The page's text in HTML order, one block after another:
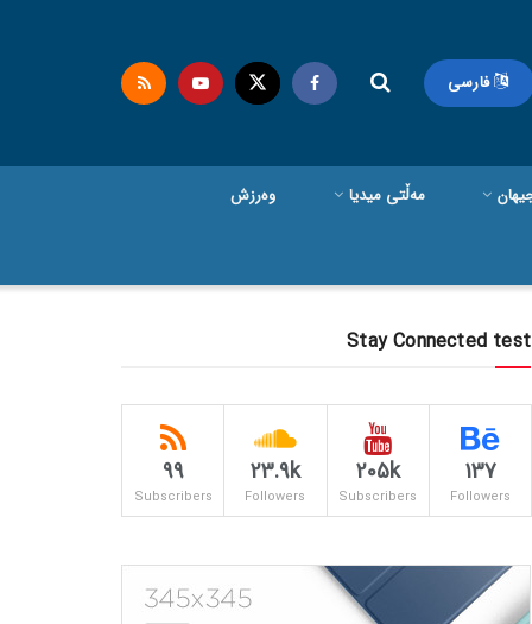
فارسی
مەڵتی میدیا وەرزش
Stay Connected test
137
Followers
205k
Subscribers
23.9k
Followers
99
Subscribers